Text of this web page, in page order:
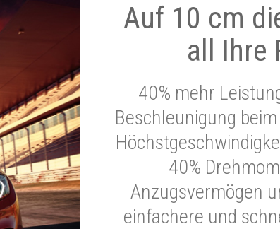
Auf 10 cm
all Ihre
40% mehr
Beschleunigung
40%
Anzugsvermögen
einfachere und